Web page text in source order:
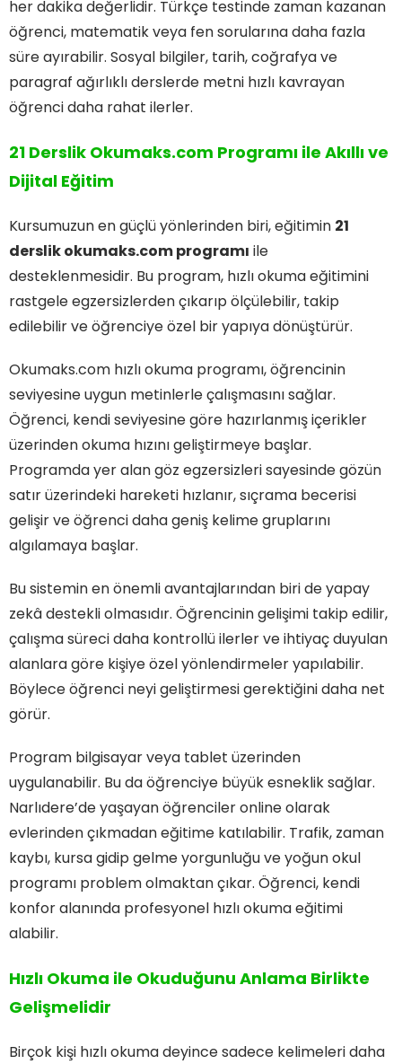
her dakika değerlidir. Türkçe testinde zaman kazanan
öğrenci, matematik veya fen sorularına daha fazla
süre ayırabilir. Sosyal bilgiler, tarih, coğrafya ve
paragraf ağırlıklı derslerde metni hızlı kavrayan
öğrenci daha rahat ilerler.
21 Derslik Okumaks.com Programı ile Akıllı ve
Dijital Eğitim
Kursumuzun en güçlü yönlerinden biri, eğitimin 21
derslik okumaks.com programı ile
desteklenmesidir. Bu program, hızlı okuma eğitimini
rastgele egzersizlerden çıkarıp ölçülebilir, takip
edilebilir ve öğrenciye özel bir yapıya dönüştürür.
Okumaks.com hızlı okuma programı, öğrencinin
seviyesine uygun metinlerle çalışmasını sağlar.
Öğrenci, kendi seviyesine göre hazırlanmış içerikler
üzerinden okuma hızını geliştirmeye başlar.
Programda yer alan göz egzersizleri sayesinde gözün
satır üzerindeki hareketi hızlanır, sıçrama becerisi
gelişir ve öğrenci daha geniş kelime gruplarını
algılamaya başlar.
Bu sistemin en önemli avantajlarından biri de yapay
zekâ destekli olmasıdır. Öğrencinin gelişimi takip edilir,
çalışma süreci daha kontrollü ilerler ve ihtiyaç duyulan
alanlara göre kişiye özel yönlendirmeler yapılabilir.
Böylece öğrenci neyi geliştirmesi gerektiğini daha net
görür.
Program bilgisayar veya tablet üzerinden
uygulanabilir. Bu da öğrenciye büyük esneklik sağlar.
Narlıdere’de yaşayan öğrenciler online olarak
evlerinden çıkmadan eğitime katılabilir. Trafik, zaman
kaybı, kursa gidip gelme yorgunluğu ve yoğun okul
programı problem olmaktan çıkar. Öğrenci, kendi
konfor alanında profesyonel hızlı okuma eğitimi
alabilir.
Hızlı Okuma ile Okuduğunu Anlama Birlikte
Gelişmelidir
Birçok kişi hızlı okuma deyince sadece kelimeleri daha